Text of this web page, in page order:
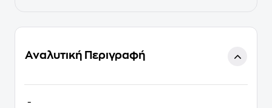
Αναλυτική Περιγραφή
-